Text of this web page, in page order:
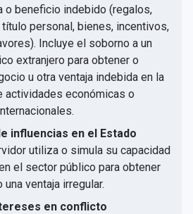
o beneficio indebido (regalos,
personal, bienes, incentivos,
Incluye el soborno a un
extranjero para obtener o
u otra ventaja indebida en la
actividades económicas o
influencias en el Estado
utiliza o simula su capacidad
el sector público para obtener
ventaja irregular.
en conflicto